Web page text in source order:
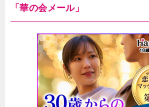
「華の会メール」